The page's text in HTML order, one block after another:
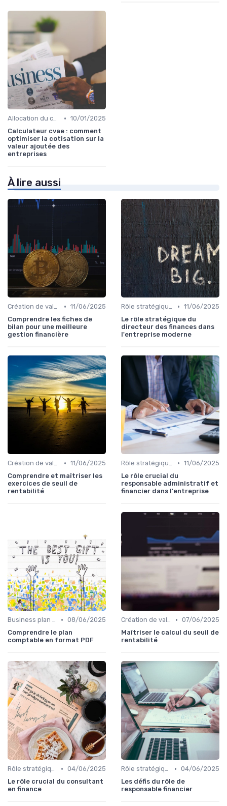
Allocation du capital & arbitrages • 10/01/2025
Calculateur cvae : comment
optimiser la cotisation sur la
valeur ajoutée des
entreprises
À lire aussi
Création de valeur & rentabilité • 11/06/2025
Comprendre les fiches de
bilan pour une meilleure
gestion financière
Rôle stratégique du CFO • 11/06/2025
Le rôle stratégique du
directeur des finances dans
l'entreprise moderne
Création de valeur & rentabilité • 11/06/2025
Comprendre et maîtriser les
exercices de seuil de
rentabilité
Rôle stratégique du CFO • 11/06/2025
Le rôle crucial du
responsable administratif et
financier dans l'entreprise
Business plan & modélisation financière • 08/06/2025
Comprendre le plan
comptable en format PDF
Création de valeur & rentabilité • 07/06/2025
Maîtriser le calcul du seuil de
rentabilité
Rôle stratégique du CFO • 04/06/2025
Le rôle crucial du consultant
en finance
Rôle stratégique du CFO • 04/06/2025
Les défis du rôle de
responsable financier